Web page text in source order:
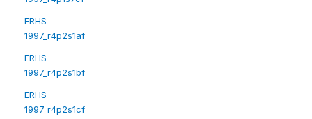
ERHS
1997_r4p2s1af
ERHS
1997_r4p2s1bf
ERHS
1997_r4p2s1cf